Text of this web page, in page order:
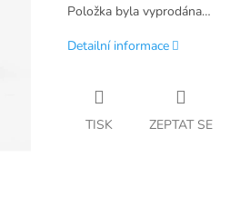
Položka byla vyprodána…
Detailní informace
TISK ZEPTAT SE